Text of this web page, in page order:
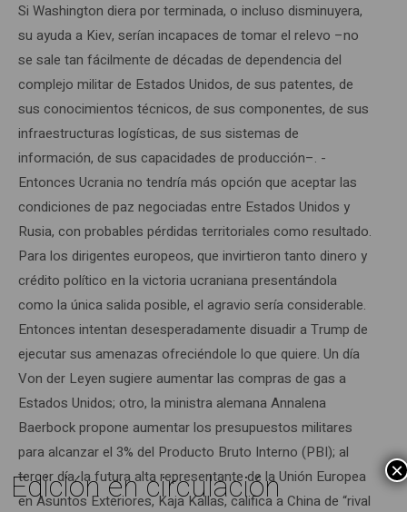
Si Washington diera por terminada, o incluso disminuyera,
su ayuda a Kiev, serían incapaces de tomar el relevo –no
se sale tan fácilmente de décadas de dependencia del
complejo militar de Estados Unidos, de sus patentes, de
sus conocimientos técnicos, de sus componentes, de sus
infraestructuras logísticas, de sus sistemas de
información, de sus capacidades de producción–. ­
Entonces Ucrania no tendría más opción que aceptar las
condiciones de paz negociadas entre Estados Unidos y
Rusia, con probables pérdidas territoriales como resultado.
Para los dirigentes europeos, que invirtieron tanto dinero y
crédito político en la victoria ucraniana presentándola
como la única salida posible, el agravio sería considerable.
Entonces intentan desesperadamente disuadir a Trump de
ejecutar sus amenazas ofreciéndole lo que quiere. Un día
Von der Leyen sugiere aumentar las compras de gas a
Estados Unidos; otro, la ministra alemana Annalena
Baerbock propone aumentar los presupuestos militares
para alcanzar el 3% del Producto Bruto Interno (PBI); al
tercer día, la futura alta representante de la Unión Europea
en Asuntos Exteriores, Kaja Kallas, califica a China de “rival
Edición en circulación ×